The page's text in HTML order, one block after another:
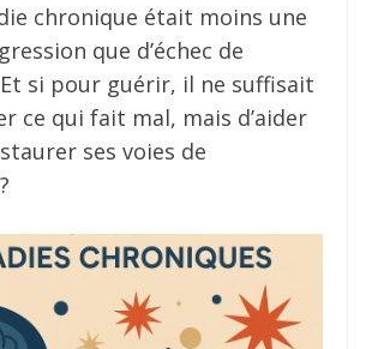
chronique était moins une
que d’échec de
si pour guérir, il ne suffisait
ce qui fait mal, mais d’aider
ses voies de